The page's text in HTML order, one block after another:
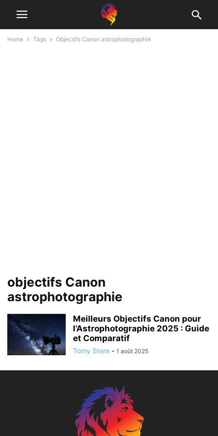
Home Tags Objectifs Canon astrophotographie
objectifs Canon
astrophotographie
Meilleurs Objectifs Canon pour
l’Astrophotographie 2025 : Guide
et Comparatif
Tomy Stere - 1 août 2025